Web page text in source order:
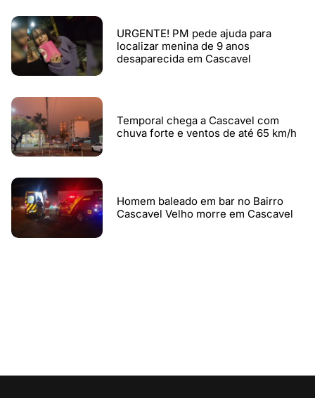
URGENTE! PM pede ajuda para
localizar menina de 9 anos
desaparecida em Cascavel
Temporal chega a Cascavel com
chuva forte e ventos de até 65 km/h
Homem baleado em bar no Bairro
Cascavel Velho morre em Cascavel